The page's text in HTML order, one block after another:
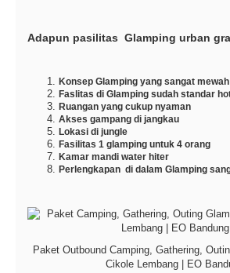
Adapun pasilitas Glamping urban
Konsep Glamping yang sangat mewah
Faslitas di Glamping sudah standar
Ruangan yang cukup nyaman
Akses gampang di jangkau
Lokasi di jungle
Fasilitas 1 glamping untuk 4 orang
Kamar mandi water hiter
Perlengkapan di dalam Glamping
Paket Outbound Camping, Gathering,
Cikole Lembang | EO